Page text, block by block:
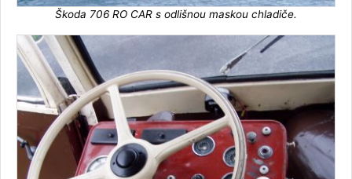
Škoda 706 RO CAR s odlišnou maskou chladiče.